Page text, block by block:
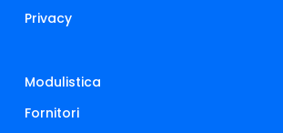
Privacy
Modulistica
Fornitori